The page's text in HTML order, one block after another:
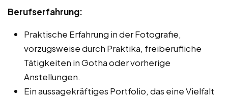
Berufserfahrung:
Praktische Erfahrung in der Fotografie,
vorzugsweise durch Praktika, freiberufliche
Tätigkeiten in Gotha oder vorherige
Anstellungen.
Ein aussagekräftiges Portfolio, das eine Vielfalt